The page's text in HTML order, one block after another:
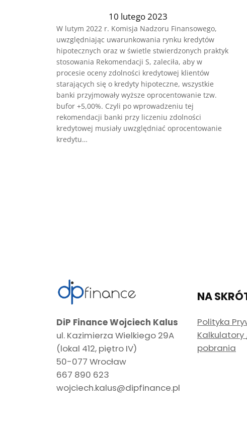
10 lutego 2023
W lutym 2022 r. Komisja Nadzoru Finansowego,
uwzględniając uwarunkowania rynku kredytów
hipotecznych oraz w świetle stwierdzonych praktyk
stosowania Rekomendacji S, zaleciła, aby w
procesie oceny zdolności kredytowej klientów
starających się o kredyty hipoteczne, wszystkie
banki przyjmowały wyższe oprocentowanie tzw.
bufor +5,00%. Czyli po wprowadzeniu tej
rekomendacji banki przy liczeniu zdolności
kredytowej musiały uwzględniać oprocentowanie
kredytu…
DiP Finance Wojciech Kalus
ul. Kazimierza Wielkiego 29A
(lokal 412, piętro IV)
50-077 Wrocław
667 890 623
wojciech.kalus@dipfinance.pl
NA
Polityka
pobrania